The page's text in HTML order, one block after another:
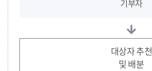
기부자
대상자 추천
및 배분